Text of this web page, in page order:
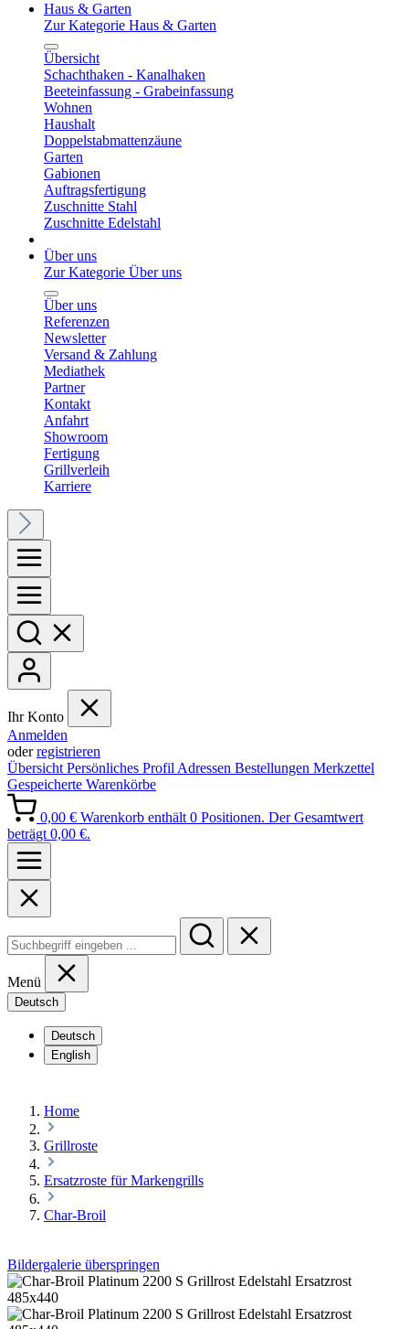
Haus & Garten
Zur Kategorie Haus & Garten
Übersicht
Schachthaken - Kanalhaken
Beeteinfassung - Grabeinfassung
Wohnen
Haushalt
Doppelstabmattenzäune
Garten
Gabionen
Auftragsfertigung
Zuschnitte Stahl
Zuschnitte Edelstahl
Über uns
Zur Kategorie Über uns
Über uns
Referenzen
Newsletter
Versand & Zahlung
Mediathek
Partner
Kontakt
Anfahrt
Showroom
Fertigung
Grillverleih
Karriere
Ihr Konto
Anmelden
oderregistrieren
Übersicht Persönliches Profil Adressen Bestellungen Merkzettel
Gespeicherte Warenkörbe
0,00 € Warenkorb enthält 0 Positionen. Der Gesamtwert
beträgt 0,00 €.
Menü
Deutsch
Deutsch
English
Home
Grillroste
Ersatzroste für Markengrills
Char-Broil
Bildergalerie überspringen